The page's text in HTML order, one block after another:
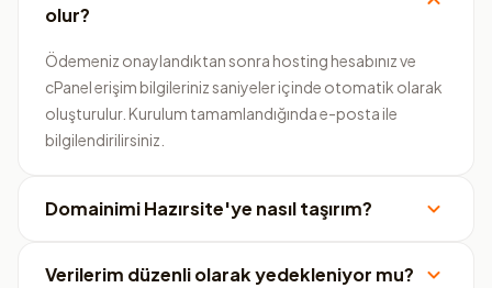
olur?
Ödemeniz onaylandıktan sonra hosting hesabınız ve
cPanel erişim bilgileriniz saniyeler içinde otomatik olarak
oluşturulur. Kurulum tamamlandığında e-posta ile
bilgilendirilirsiniz.
Domainimi Hazırsite'ye nasıl taşırım?
Verilerim düzenli olarak yedekleniyor mu?